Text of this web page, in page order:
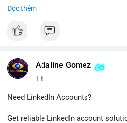
✔ Trusted Customer Support
Contact us now to get started!
💬 Telegram: @SellsSMM
#sellssmm
Đọc thêm
Adaline Gomez
1 h
Need LinkedIn Accounts?
Get reliable LinkedIn account